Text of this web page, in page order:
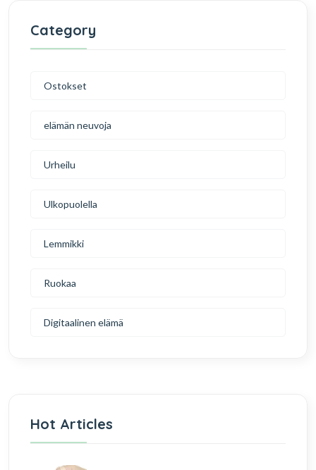
Category
Ostokset
elämän neuvoja
Urheilu
Ulkopuolella
Lemmikki
Ruokaa
Digitaalinen elämä
Hot Articles